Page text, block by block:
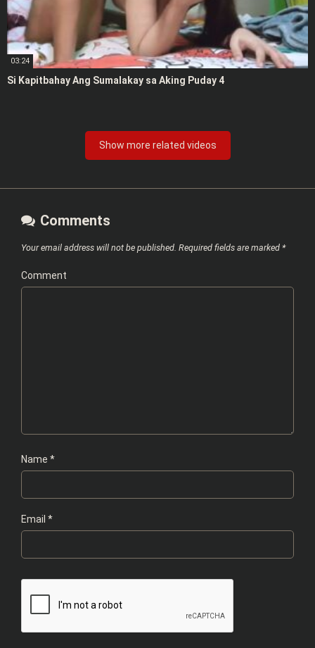
03:24
Si Kapitbahay Ang Sumalakay sa Aking Puday 4
Show more related videos
Comments
Your email address will not be published. Required fields are marked *
Comment
Name *
Email *